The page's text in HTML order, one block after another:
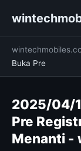
Buka Pre
2025/04/
Pre
Menanti -